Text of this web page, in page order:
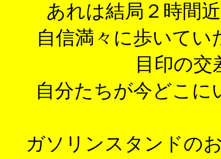
あれは結局２時間
自信満々に歩いて
目印の交
自分たちが今どこ
ガソリンスタンドの